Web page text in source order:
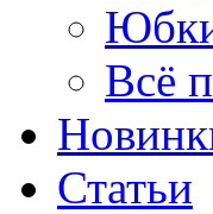
Всё
Статьи